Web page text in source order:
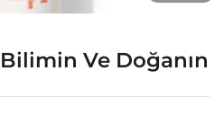
Ve Doğanın